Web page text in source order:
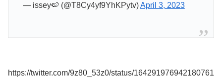
— issey🍉 (@T8Cy4yf9YhKPytv)April 3, 2023
https://twitter.com/9z80_53z0/status/164291976942180761